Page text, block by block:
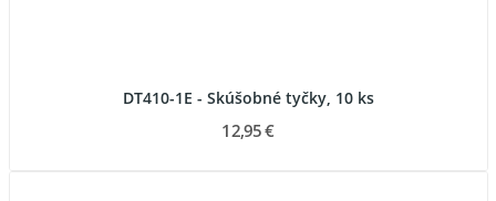
DT410-1E - Skúšobné tyčky, 10 ks
12,95 €